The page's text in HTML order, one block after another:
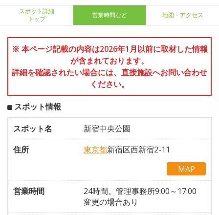
スポット詳細
トップ
営業時間など 地図・アクセス
※ 本ページ記載の内容は2026年1月以前に取材した情報
が含まれております。
詳細を確認されたい場合には、直接施設へお問い合わせ
ください。
スポット情報
スポット名
新宿中央公園
住所
東京都新宿区西新宿2-11
MAP
営業時間
24時間。管理事務所9:00～17:00
変更の場合あり